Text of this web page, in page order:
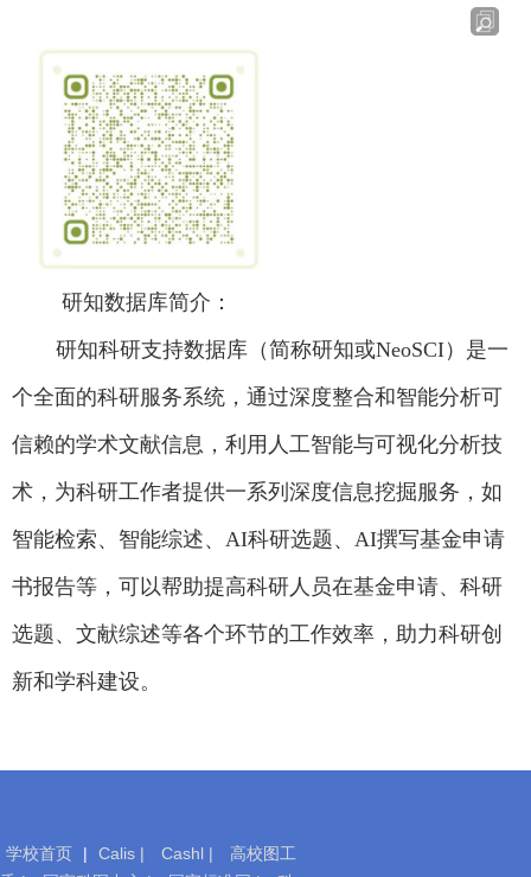
研知数据库简介：
研知科研支持数据库（简称研知或NeoSCI）是一
个全面的科研服务系统，通过深度整合和智能分析可
信赖的学术文献信息，利用人工智能与可视化分析技
术，为科研工作者提供一系列深度信息挖掘服务，如
智能检索、智能综述、 AI科研选题、 AI撰写基金申请
书报告等，可以帮助提高科研人员在基金申请、科研
选题、文献综述等各个环节的工作效率，助力科研创
新和学科建设。
学校首页 | Calis | Cashl |
高校图工